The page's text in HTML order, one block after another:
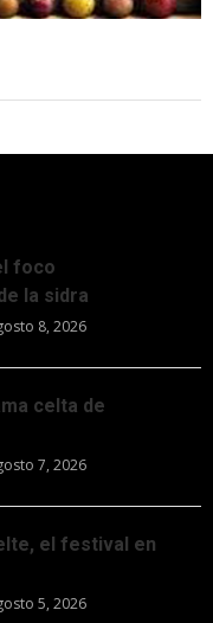
foco
la sidra
8, 2026
celta de
7, 2026
el festival en
5, 2026